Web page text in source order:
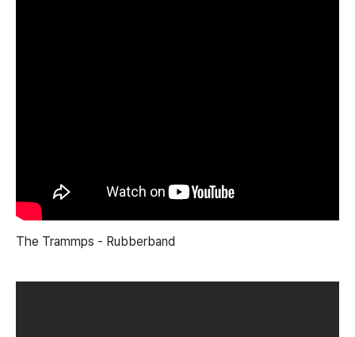
The Trammps - Rubberband